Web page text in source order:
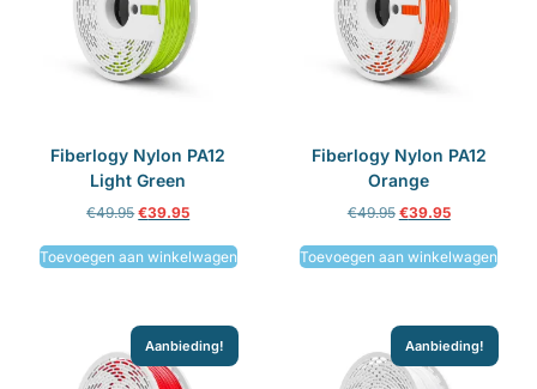
Fiberlogy Nylon PA12
Light Green
€49.95 €39.95
Toevoegen aan winkelwagen
Fiberlogy Nylon PA12
Orange
€49.95 €39.95
Toevoegen aan winkelwagen
Aanbieding! Aanbieding!